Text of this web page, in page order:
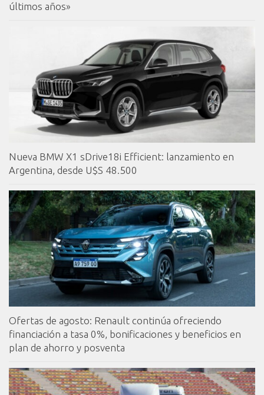
últimos años»
Nueva BMW X1 sDrive18i Efficient: lanzamiento en
Argentina, desde U$S 48.500
Ofertas de agosto: Renault continúa ofreciendo
financiación a tasa 0%, bonificaciones y beneficios en
plan de ahorro y posventa